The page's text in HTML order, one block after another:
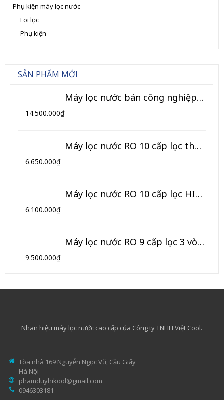
Phụ kiện máy lọc nước
Lõi lọc
Phụ kiện
SẢN PHẨM MỚI
Máy lọc nước bán công nghiệp 120L/h (Model TK-BCN)
14.500.000₫
Máy lọc nước RO 10 cấp lọc thông minh HIKOOL (Model HL-10TM)
6.650.000₫
Máy lọc nước RO 10 cấp lọc HIKOOL (Model HL-10T)
6.100.000₫
Máy lọc nước RO 9 cấp lọc 3 vòi HIKOOL (Model HK-09NK3)
9.500.000₫
Nhãn hiệu máy lọc nước cao cấp của Công ty TNHH Việt Cool.
Tòa nhà 169 Nguyễn Ngọc Vũ, Cầu Giấy
Hà Nội
phamduyhikool@gmail.com
0946303181